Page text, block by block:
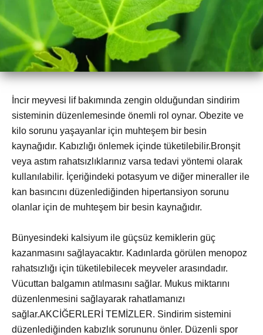
İncir meyvesi lif bakımında zengin olduğundan sindirim
sisteminin düzenlemesinde önemli rol oynar. Obezite ve
kilo sorunu yaşayanlar için muhteşem bir besin
kaynağıdır. Kabızlığı önlemek içinde tüketilebilir.Bronşit
veya astım rahatsızlıklarınız varsa tedavi yöntemi olarak
kullanılabilir. İçeriğindeki potasyum ve diğer mineraller ile
kan basıncını düzenlediğinden hipertansiyon sorunu
olanlar için de muhteşem bir besin kaynağıdır.
Bünyesindeki kalsiyum ile güçsüz kemiklerin güç
kazanmasını sağlayacaktır. Kadınlarda görülen menopoz
rahatsızlığı için tüketilebilecek meyveler arasındadır.
Vücuttan balgamın atılmasını sağlar. Mukus miktarını
düzenlenmesini sağlayarak rahatlamanızı
sağlar.AKCİĞERLERİ TEMİZLER. Sindirim sistemini
düzenlediğinden kabızlık sorununu önler. Düzenli spor